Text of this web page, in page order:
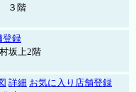
３階
登録
坂上2階
詳細 お気に入り店舗登録